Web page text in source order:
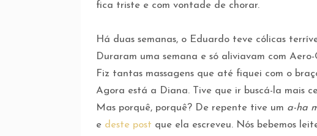
fica triste e com vontade de chorar.
Há duas semanas, o Eduardo teve cólicas
Duraram uma semana e só aliviavam com
Fiz tantas massagens que até fiquei com o
Agora está a Diana. Tive que ir buscá-la mais
Mas porquê, porquê? De repente tive um a-ha
e deste post que ela escreveu. Nós bebemos